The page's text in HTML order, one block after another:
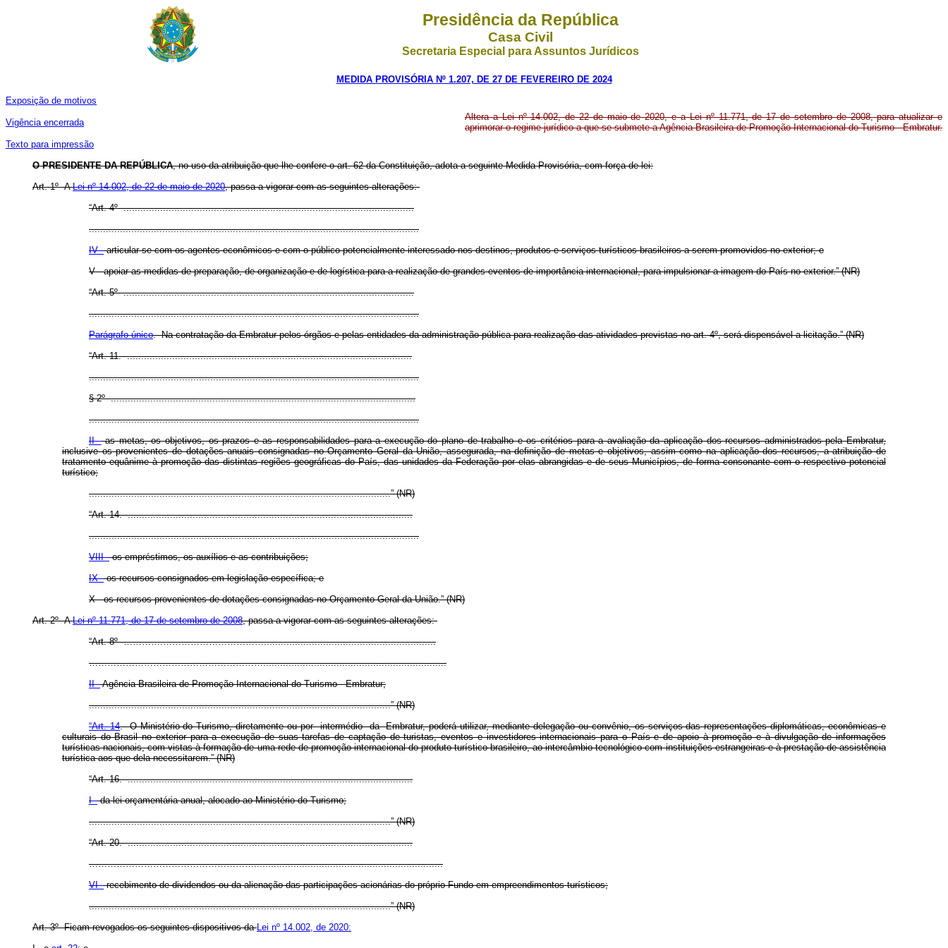
Presidência da República
Casa Civil
Secretaria Especial para Assuntos Jurídicos
MEDIDA PROVISÓRIA Nº 1.207, DE 27 DE FEVEREIRO DE 2024
Exposição de motivos
Vigência encerrada
Texto para impressão
Altera a Lei nº 14.002, de 22 de maio de 2020, e a Lei nº 11.771, de 17 de setembro de 2008, para atualizar e
aprimorar o regime jurídico a que se submete a Agência Brasileira de Promoção Internacional do Turismo - Embratur.
O PRESIDENTE DA REPÚBLICA, no uso da atribuição que lhe confere o art. 62 da Constituição, adota a seguinte Medida Provisória, com força de lei:
Art. 1º ALei nº 14.002, de 22 de maio de 2020, passa a vigorar com as seguintes alterações:
“Art. 4º .......................................................................................................
.....................................................................................................................
IV -articular-se com os agentes econômicos e com o público potencialmente interessado nos destinos, produtos e serviços turísticos brasileiros a serem promovidos no exterior; e
V - apoiar as medidas de preparação, de organização e de logística para a realização de grandes eventos de importância internacional, para impulsionar a imagem do País no exterior.” (NR)
“Art. 5º .......................................................................................................
.....................................................................................................................
Parágrafo único. Na contratação da Embratur pelos órgãos e pelas entidades da administração pública para realização das atividades previstas no art. 4º, será dispensável a licitação.” (NR)
“Art. 11. .....................................................................................................
.....................................................................................................................
§ 2º ............................................................................................................
.....................................................................................................................
II -as metas, os objetivos, os prazos e as responsabilidades para a execução do plano de trabalho e os critérios para a avaliação da aplicação dos recursos administrados pela Embratur,
inclusive os provenientes de dotações anuais consignadas no Orçamento Geral da União, assegurada, na definição de metas e objetivos, assim como na aplicação dos recursos, a atribuição de
tratamento equânime à promoção das distintas regiões geográficas do País, das unidades da Federação por elas abrangidas e de seus Municípios, de forma consonante com o respectivo potencial
turístico;
...........................................................................................................” (NR)
“Art. 14. .....................................................................................................
.....................................................................................................................
VIII -os empréstimos, os auxílios e as contribuições;
IX -os recursos consignados em legislação específica; e
X - os recursos provenientes de dotações consignadas no Orçamento Geral da União.” (NR)
Art. 2º ALei nº 11.771, de 17 de setembro de 2008, passa a vigorar com as seguintes alterações:
“Art. 8º ………….…………………………….............................................................
………………………………………………….................................................................
II -Agência Brasileira de Promoção Internacional do Turismo - Embratur;
...........................................................................................................” (NR)
“Art. 14. O Ministério do Turismo, diretamente ou por intermédio da Embratur, poderá utilizar, mediante delegação ou convênio, os serviços das representações diplomáticas, econômicas e
culturais do Brasil no exterior para a execução de suas tarefas de captação de turistas, eventos e investidores internacionais para o País e de apoio à promoção e à divulgação de informações
turísticas nacionais, com vistas à formação de uma rede de promoção internacional do produto turístico brasileiro, ao intercâmbio tecnológico com instituições estrangeiras e à prestação de assistência
turística aos que dela necessitarem.” (NR)
“Art. 16. .....................................................................................................
I -da lei orçamentária anual, alocado ao Ministério do Turismo;
...........................................................................................................” (NR)
“Art. 20. .....................................................................................................
………………………………………………...................................................................
VI -recebimento de dividendos ou da alienação das participações acionárias do próprio Fundo em empreendimentos turísticos;
...........................................................................................................” (NR)
Art. 3º Ficam revogados os seguintes dispositivos daLei nº 14.002, de 2020: